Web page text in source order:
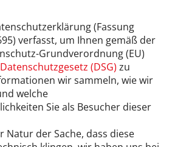
(Fassung
verfasst, um Ihnen gemäß der
Grundverordnung (EU)
Datenschutzgesetz (DSG) zu
wir sammeln, wie wir
welche
Sie als Besucher dieser
Natur der Sache, dass diese